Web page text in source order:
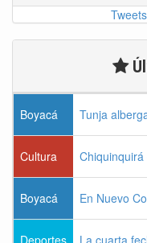
Boyacá Tunja
Cultura
Boyacá En Nuevo
Deportes La cuarta